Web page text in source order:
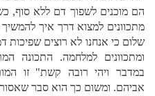
הם מוכנים לשפוך דם ללא סוף,
מתכוונים למצוא דרך איך
שלום כי אנחנו לא רוצים
ומתכוונים למלחמה. התכונה
במדבר ויהי רובה קשת" זו
אביהם. ומשום כך הוא סבר